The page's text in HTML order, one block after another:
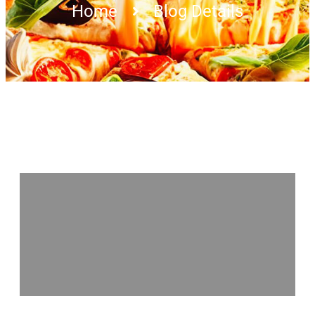
Home Blog Details